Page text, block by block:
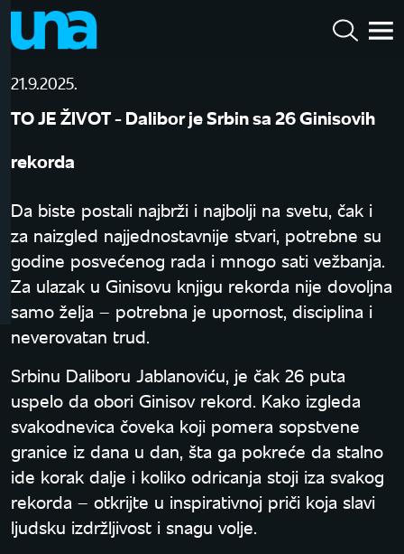
21.9.2025.
TO JE ŽIVOT - Dalibor je Srbin sa 26 Ginisovih
rekorda
Da biste postali najbrži i najbolji na svetu, čak i
za naizgled najjednostavnije stvari, potrebne su
godine posvećenog rada i mnogo sati vežbanja.
Za ulazak u Ginisovu knjigu rekorda nije dovoljna
samo želja – potrebna je upornost, disciplina i
neverovatan trud.
Srbinu Daliboru Jablanoviću, je čak 26 puta
uspelo da obori Ginisov rekord. Kako izgleda
svakodnevica čoveka koji pomera sopstvene
granice iz dana u dan, šta ga pokreće da stalno
ide korak dalje i koliko odricanja stoji iza svakog
rekorda – otkrijte u inspirativnoj priči koja slavi
ljudsku izdržljivost i snagu volje.